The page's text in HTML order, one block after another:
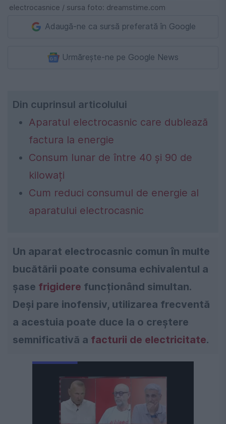
electrocasnice / sursa foto: dreamstime.com
Adaugă-ne ca sursă preferată în Google
Urmărește-ne pe Google News
Din cuprinsul articolului
Aparatul electrocasnic care dublează
factura la energie
Consum lunar de între 40 și 90 de
kilowați
Cum reduci consumul de energie al
aparatului electrocasnic
Un aparat electrocasnic comun în multe
bucătării poate consuma echivalentul a
șase frigidere funcționând simultan.
Deși pare inofensiv, utilizarea frecventă
a acestuia poate duce la o creștere
semnificativă a facturii de electricitate.